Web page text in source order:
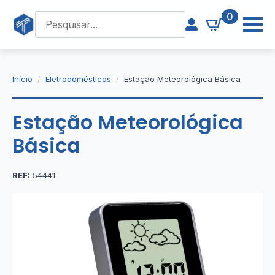
0
Início Eletrodomésticos Estação Meteorológica Básica
Estação Meteorológica
Básica
REF: 54441